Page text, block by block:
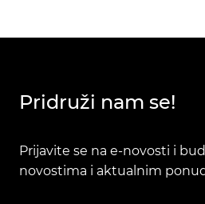
Pridruži nam se!
Prijavite se na e-novosti i
novostima i aktualnim